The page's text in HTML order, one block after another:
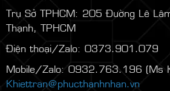
Trụ Sở TPHCM: 205 Đường Lê
Thạnh, TPHCM
Điện thoại/Zalo: 0373.901.079
Mobile/Zalo: 0932.763.196 (Ms
Khiettran@phucthanhnhan.vn